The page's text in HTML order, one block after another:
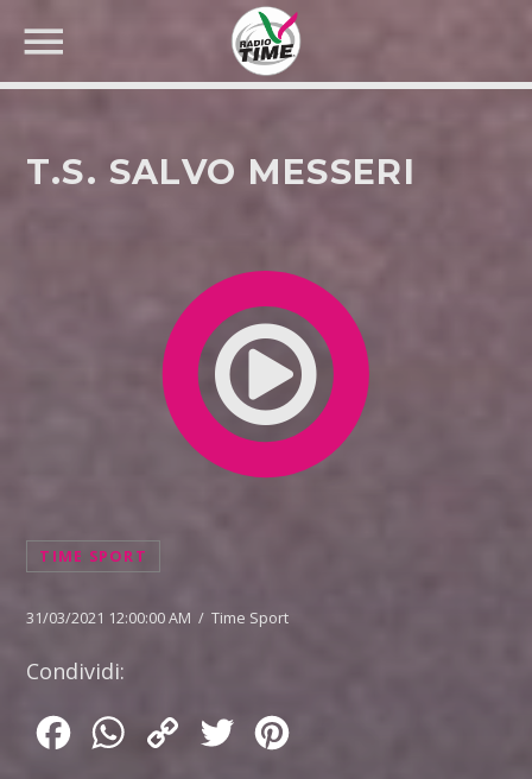
CERCA NEL SITO WEB:
T.S. SALVO MESSERI
TIME SPORT
31/03/2021 12:00:00 AM / Time Sport
Condividi:
FacebookWhatsApp
Copy
Twitter